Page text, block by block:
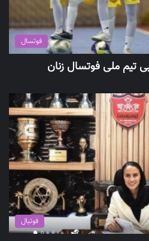
فوتسال
تیم ملی فوتسال زنان
فوتبال